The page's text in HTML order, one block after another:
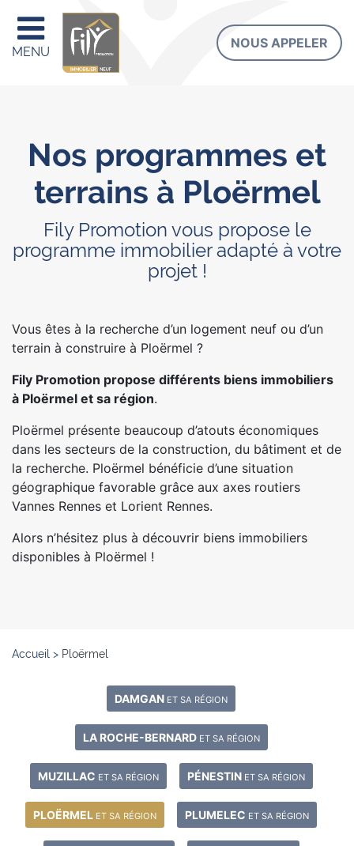
MENU
NOUS APPELER
Nos programmes et
terrains à Ploërmel
Fily Promotion vous propose le
programme immobilier adapté à votre
projet !
Vous êtes à la recherche d’un logement neuf ou d’un
terrain à construire à Ploërmel ?
Fily Promotion propose différents biens immobiliers
à Ploërmel et sa région.
Ploërmel présente beaucoup d’atouts économiques
dans les secteurs de la construction, du bâtiment et de
la recherche. Ploërmel bénéficie d’une situation
géographique favorable grâce aux axes routiers
Vannes Rennes et Lorient Rennes.
Alors n’hésitez plus à découvrir biens immobiliers
disponibles à Ploërmel !
Accueil > Ploërmel
DAMGAN ET SA RÉGION
LA ROCHE-BERNARD ET SA RÉGION
MUZILLAC ET SA RÉGION PÉNESTIN ET SA RÉGION
PLOËRMEL ET SA RÉGION PLUMELEC ET SA RÉGION